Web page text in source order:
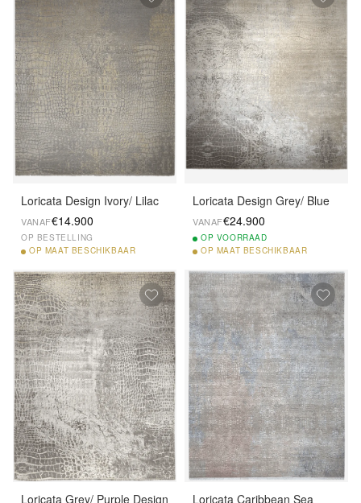
Loricata Design Ivory/ Lilac
VANAF€14.900
OP BESTELLING
OP MAAT BESCHIKBAAR
Loricata Design Grey/ Blue
VANAF€24.900
OP VOORRAAD
OP MAAT BESCHIKBAAR
Loricata Grey/ Purple Design Loricata Caribbean Sea